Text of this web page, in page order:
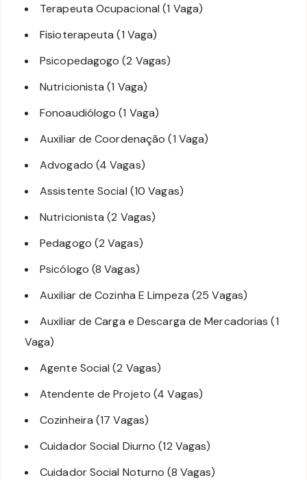
Terapeuta Ocupacional (1 Vaga)
Fisioterapeuta (1 Vaga)
Psicopedagogo (2 Vagas)
Nutricionista (1 Vaga)
Fonoaudiólogo (1 Vaga)
Auxiliar de Coordenação (1 Vaga)
Advogado (4 Vagas)
Assistente Social (10 Vagas)
Nutricionista (2 Vagas)
Pedagogo (2 Vagas)
Psicólogo (8 Vagas)
Auxiliar de Cozinha E Limpeza (25 Vagas)
Auxiliar de Carga e Descarga de Mercadorias (1
Vaga)
Agente Social (2 Vagas)
Atendente de Projeto (4 Vagas)
Cozinheira (17 Vagas)
Cuidador Social Diurno (12 Vagas)
Cuidador Social Noturno (8 Vagas)